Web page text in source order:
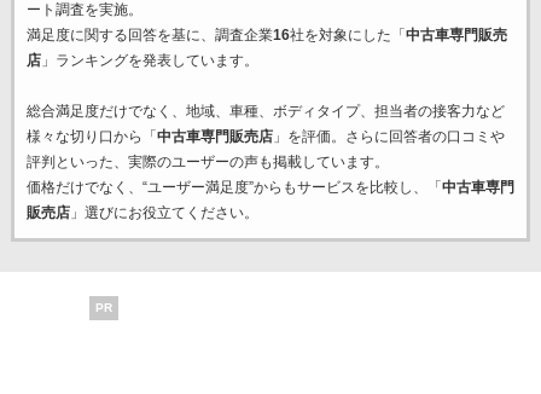
ート調査を実施。
満足度に関する回答を基に、調査企業16社を対象にした「 中古車専門販売
店」ランキングを発表しています。
総合満足度だけでなく、地域、車種、ボディタイプ、担当者の接客力など
様々な切り口から「 中古車専門販売店」を評価。さらに回答者の口コミや
評判といった、実際のユーザーの声も掲載しています。
価格だけでなく、“ユーザー満足度”からもサービスを比較し、「 中古車専門
販売店」選びにお役立てください。
PR